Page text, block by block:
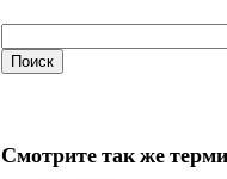
Смотрите так же